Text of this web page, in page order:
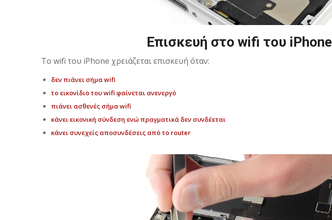
Επισκευή στο wifi του iPhone
Το wifi του iPhone χρειάζεται επισκευή όταν:
δεν πιάνει σήμα wifi
το εικονίδιο του wifi φαίνεται ανενεργό
πιάνει ασθενές σήμα wifi
κάνει εικονική σύνδεση ενώ πραγματικά δεν συνδέεται
κάνει συνεχείς αποσυνδέσεις από το router